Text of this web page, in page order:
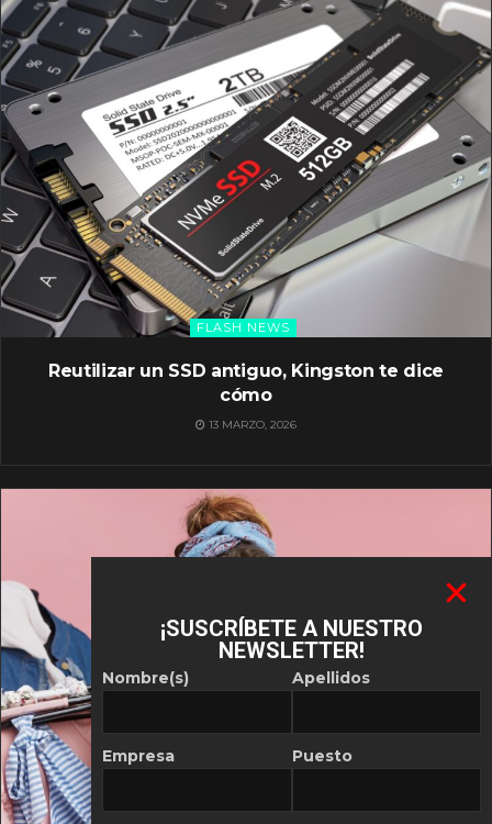
FLASH NEWS
Reutilizar un SSD antiguo, Kingston te dice
cómo
13 MARZO, 2026
¡SUSCRÍBETE A NUESTRO
NEWSLETTER!
Nombre(s)
Empresa
Apellidos
Puesto